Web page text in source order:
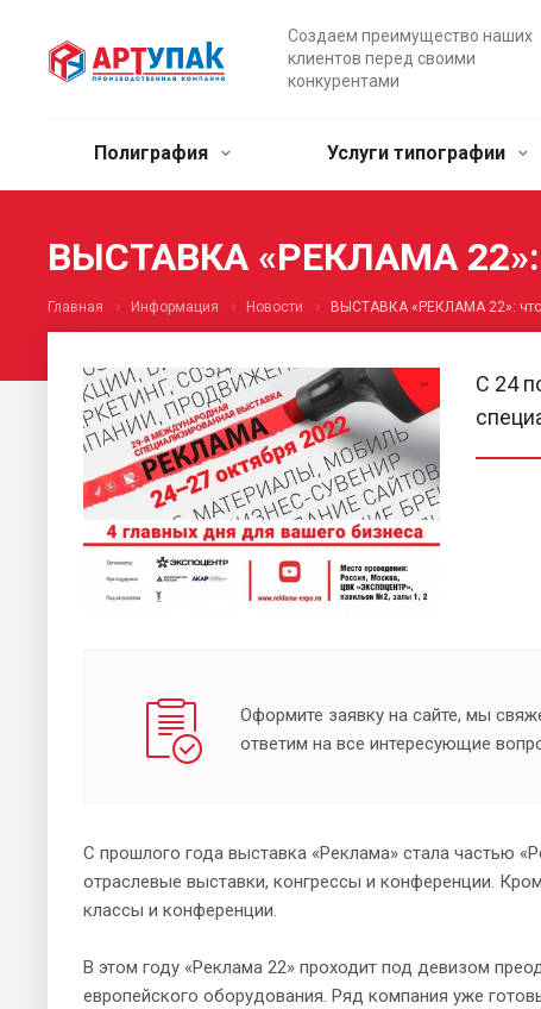
Создаем преимущество наших
клиентов перед своими
конкурентами
Полиграфия Услуги типографии
ВЫСТАВКА «РЕКЛАМА 22»:
Главная Информация Новости ВЫСТАВКА «РЕКЛАМА 22»:
С 24
Оформите заявку на сайте, мы
ответим на все интересующие
С прошлого года выставка «Реклама» стала частью
отраслевые выставки, конгрессы и конференции.
классы и конференции.
В этом году «Реклама 22» проходит под девизом
европейского оборудования. Ряд компания уже